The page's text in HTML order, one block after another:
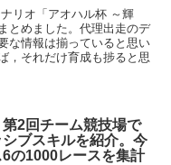
リオ「アオハル杯 ～輝
とめました。代理出走のデ
な情報は揃っていると思い
，それだけ育成も捗ると思
第2回チーム競技場で
ブスキルを紹介。今
6の1000レースを集計